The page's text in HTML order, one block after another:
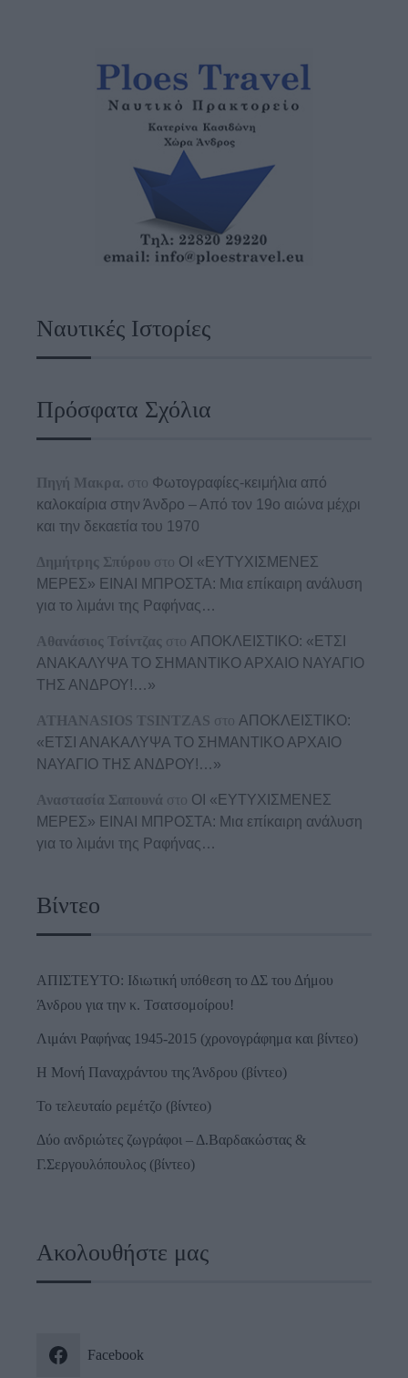
Ναυτικές Ιστορίες
Πρόσφατα Σχόλια
Πηγή Μακρα. στο Φωτογραφίες-κειμήλια από
καλοκαίρια στην Άνδρο – Από τον 19ο αιώνα μέχρι
και την δεκαετία του 1970
Δημήτρης Σπύρου στο ΟΙ «ΕΥΤΥΧΙΣΜΕΝΕΣ
ΜΕΡΕΣ» ΕΙΝΑΙ ΜΠΡΟΣΤΑ: Μια επίκαιρη ανάλυση
για το λιμάνι της Ραφήνας…
Αθανάσιος Τσίντζας στο ΑΠΟΚΛΕΙΣΤΙΚΟ: «ΕΤΣΙ
ΑΝΑΚΑΛΥΨΑ ΤΟ ΣΗΜΑΝΤΙΚΟ ΑΡΧΑΙΟ ΝΑΥΑΓΙΟ
ΤΗΣ ΑΝΔΡΟΥ!…»
ATHANASIOS TSINTZAS στο ΑΠΟΚΛΕΙΣΤΙΚΟ:
«ΕΤΣΙ ΑΝΑΚΑΛΥΨΑ ΤΟ ΣΗΜΑΝΤΙΚΟ ΑΡΧΑΙΟ
ΝΑΥΑΓΙΟ ΤΗΣ ΑΝΔΡΟΥ!…»
Αναστασία Σαπουνά στο ΟΙ «ΕΥΤΥΧΙΣΜΕΝΕΣ
ΜΕΡΕΣ» ΕΙΝΑΙ ΜΠΡΟΣΤΑ: Μια επίκαιρη ανάλυση
για το λιμάνι της Ραφήνας…
Βίντεο
ΑΠΙΣΤΕΥΤΟ: Ιδιωτική υπόθεση το ΔΣ του Δήμου
Άνδρου για την κ. Τσατσομοίρου!
Λιμάνι Ραφήνας 1945-2015 (χρονογράφημα και βίντεο)
Η Μονή Παναχράντου της Άνδρου (βίντεο)
Το τελευταίο ρεμέτζο (βίντεο)
Δύο ανδριώτες ζωγράφοι – Δ.Βαρδακώστας &
Γ.Σεργουλόπουλος (βίντεο)
Ακολουθήστε μας
Facebook